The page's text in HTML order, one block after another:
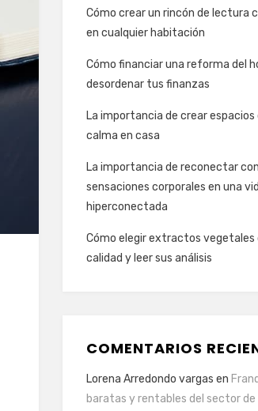
Cómo crear un rincón de lectura
en cualquier habitación
Cómo financiar una reforma del
desordenar tus finanzas
La importancia de crear espacios
calma en casa
La importancia de reconectar
sensaciones corporales en una
hiperconectada
Cómo elegir extractos vegetales
calidad y leer sus análisis
COMENTARIOS
Lorena Arredondo vargas en
baratas y rentables del sector de